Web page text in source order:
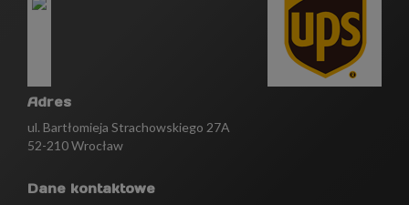
Adres
ul. Bartłomieja Strachowskiego 27A
52-210 Wrocław
Dane kontaktowe